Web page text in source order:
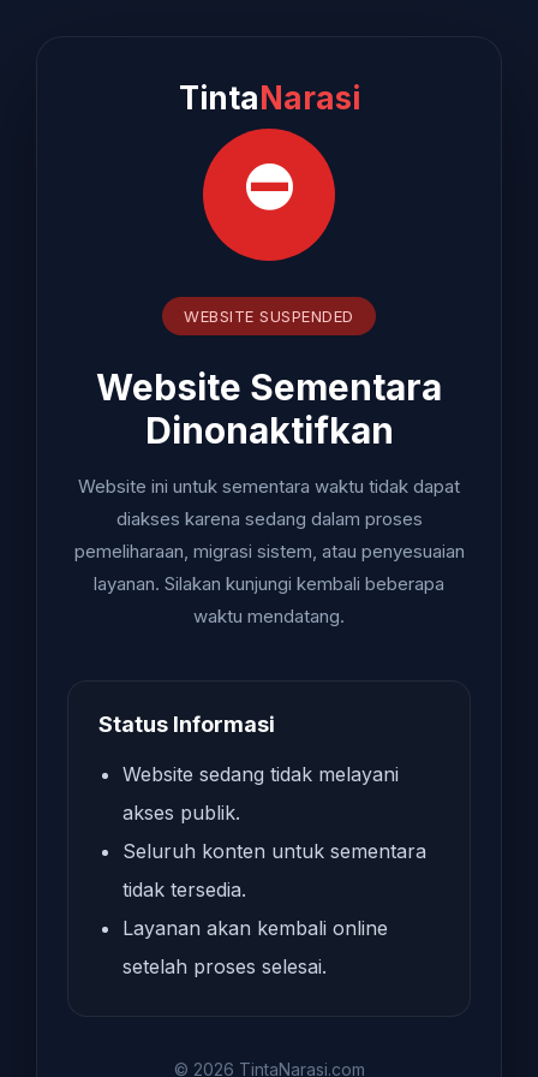
TintaNarasi
⛔
WEBSITE SUSPENDED
Website Sementara
Dinonaktifkan
Website ini untuk sementara waktu tidak dapat
diakses karena sedang dalam proses
pemeliharaan, migrasi sistem, atau penyesuaian
layanan. Silakan kunjungi kembali beberapa
waktu mendatang.
Status Informasi
Website sedang tidak melayani
akses publik.
Seluruh konten untuk sementara
tidak tersedia.
Layanan akan kembali online
setelah proses selesai.
© 2026 TintaNarasi.com